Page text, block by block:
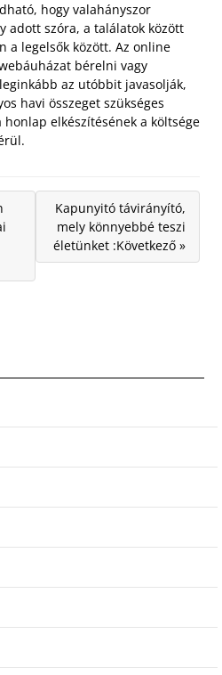
hogy valahányszor
adott szóra, a találatok között
a legelsők között. Az online
bérelni vagy
az utóbbit javasolják,
havi összeget szükséges
elkészítésének a költsége
Kapunyitó távirányító,
mely könnyebbé teszi
életünket :Következő »